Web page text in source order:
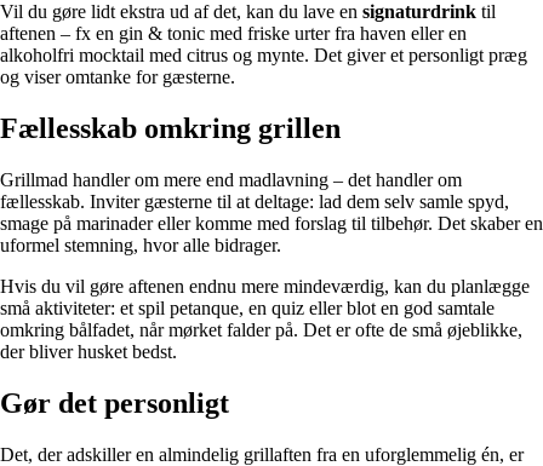
Vil du gøre lidt ekstra ud af det, kan du lave en signaturdrink til
aftenen – fx en gin & tonic med friske urter fra haven eller en
alkoholfri mocktail med citrus og mynte. Det giver et personligt præg
og viser omtanke for gæsterne.
Fællesskab omkring grillen
Grillmad handler om mere end madlavning – det handler om
fællesskab. Inviter gæsterne til at deltage: lad dem selv samle spyd,
smage på marinader eller komme med forslag til tilbehør. Det skaber en
uformel stemning, hvor alle bidrager.
Hvis du vil gøre aftenen endnu mere mindeværdig, kan du planlægge
små aktiviteter: et spil petanque, en quiz eller blot en god samtale
omkring bålfadet, når mørket falder på. Det er ofte de små øjeblikke,
der bliver husket bedst.
Gør det personligt
Det, der adskiller en almindelig grillaften fra en uforglemmelig én, er